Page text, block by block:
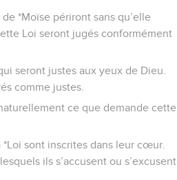
*Moïse périront sans qu’elle
Loi seront jugés conformément
seront justes aux yeux de Dieu.
comme justes.
ce que demande cette
sont inscrites dans leur cœur.
ils s’accusent ou s’excusent